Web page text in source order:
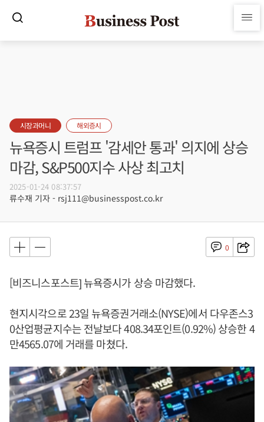
시장과머니 해외증시
뉴욕증시 트럼프 '감세안 통과' 의지에 상승
마감, S&P500지수 사상 최고치
2025-01-24 08:37:57
류수재 기자 - rsj111@businesspost.co.kr
0
[비즈니스포스트] 뉴욕증시가 상승 마감했다.
현지시각으로 23일 뉴욕증권거래소(NYSE)에서 다우존스3
0산업평균지수는 전날보다 408.34포인트(0.92%) 상승한 4
만4565.07에 거래를 마쳤다.